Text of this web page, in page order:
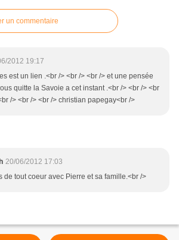
un commentaire
2012 19:17
est un lien .<br /> <br /> <br /> et une pensée
quitte la Savoie a cet instant .<br /> <br /> <br
/> <br /> <br /> christian papegay<br />
20/06/2012 17:03
de tout coeur avec Pierre et sa famille.<br />